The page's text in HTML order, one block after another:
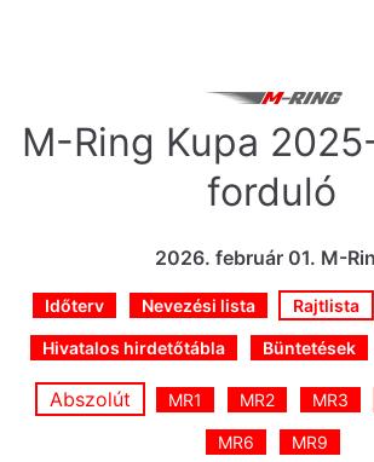
M-Ring Kupa
forduló
2026. február 01. M-
Időterv Nevezési lista Rajtlista
Hivatalos hirdetőtábla Büntetések
Abszolút MR1 MR2 MR3
MR6 MR9